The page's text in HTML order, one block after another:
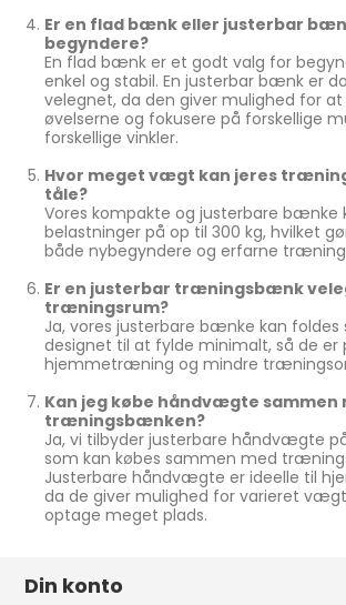
Er en flad bænk eller justerbar
begyndere?
En flad bænk er et godt valg for
enkel og stabil. En justerbar bænk er
velegnet, da den giver mulighed for at
øvelserne og fokusere på forskellige
forskellige vinkler.
Hvor meget vægt kan jeres
tåle?
Vores kompakte og justerbare bænke
belastninger på op til 300 kg, hvilket
både nybegyndere og erfarne
Er en justerbar træningsbænk
træningsrum?
Ja, vores justerbare bænke kan
designet til at fylde minimalt, så de er
hjemmetræning og mindre
Kan jeg købe håndvægte sammen
træningsbænken?
Ja, vi tilbyder justerbare håndvægte
som kan købes sammen med
Justerbare håndvægte er ideelle til
da de giver mulighed for varieret
optage meget plads.
Din konto